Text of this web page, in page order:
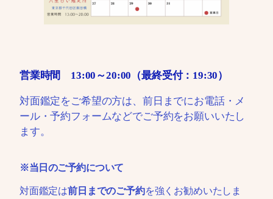
営業時間 13:00～20:00（最終受付：19:30）
対面鑑定をご希望の方は、前日までにお電話・メ
ール・予約フォームなどでご予約をお願いいたし
ます。
※当日のご予約について
対面鑑定は前日までのご予約を強くお勧めいたしま